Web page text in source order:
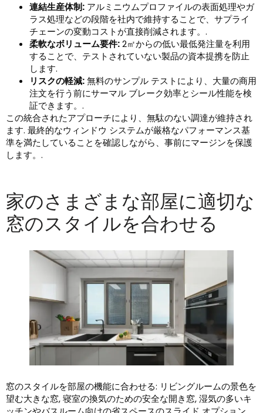
連結生産体制: アルミニウムプロファイルの表面処理やガ
ラス処理などの段階を社内で維持することで、サプライ
チェーンの変動コストが直接削減されます。.
柔軟なボリューム要件:2㎡からの低い最低発注量を利用
することで、テストされていない製品の資本提携を防止
します.
リスクの軽減:無料のサンプル テストにより、大量の商用
注文を行う前にサーマル ブレーク効率とシール性能を検
証できます。.
この統合されたアプローチにより、無駄のない調達が維持され
ます. 最終的なウィンドウ システムが厳格なパフォーマンス基
準を満たしていることを確認しながら、事前にマージンを保護
します。.
家のさまざまな部屋に適切な
窓のスタイルを合わせる
窓のスタイルを部屋の機能に合わせる: リビングルームの景色を
望む大きな窓, 寝室の換気のための安全な開き窓, 湿気の多いキ